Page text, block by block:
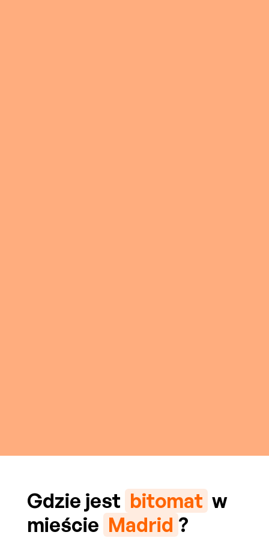
Gdzie jest bitomat w
mieście Madrid ?